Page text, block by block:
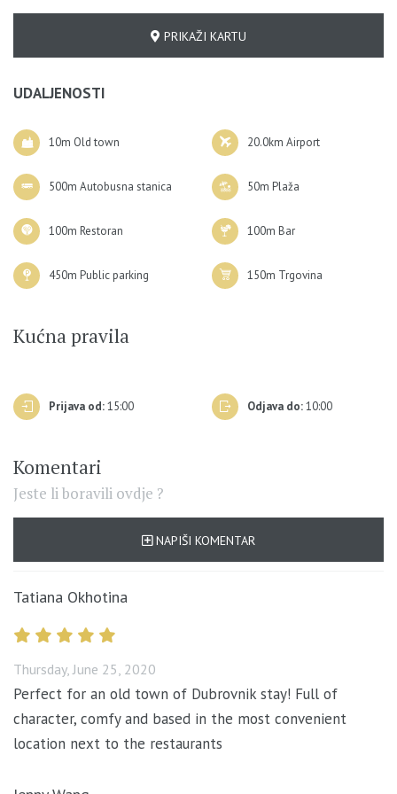
Apartman se nalazi unutar Posebne zone prometne
regulacije u Dubrovniku, uvedene u lipnju 2025. Dolazak
privatnim automobilom nije moguć jer je pristup
U apartmanu se može smjestiti najviše 4 osobe.
PRIKAŽI KARTU
UDALJENOSTI
10m Old town 20.0km Airport
500m Autobusna stanica 50m Plaža
100m Restoran 100m Bar
450m Public parking 150m Trgovina
Kućna pravila
Prijava od:15:00 Odjava do:10:00
Komentari
Jeste li boravili ovdje ?
NAPIŠI KOMENTAR
Tatiana Okhotina
Thursday, June 25, 2020
Perfect for an old town of Dubrovnik stay! Full of
character, comfy and based in the most convenient
location next to the restaurants